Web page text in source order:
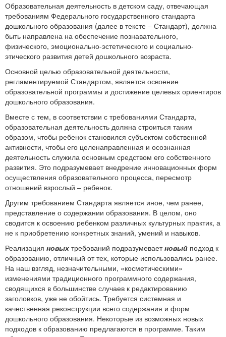
Образовательная деятельность в детском саду, отвечающая
требованиям Федерального государственного стандарта
дошкольного образования (далее в тексте – Стандарт), должна
быть направлена на обеспечение познавательного,
физического, эмоционально-эстетического и социально-
этического развития детей дошкольного возраста.
Основной целью образовательной деятельности,
регламентируемой Стандартом, является освоение
образовательной программы и достижение целевых ориентиров
дошкольного образования.
Вместе с тем, в соответствии с требованиями Стандарта,
образовательная деятельность должна строиться таким
образом, чтобы ребенок становился субъектом собственной
активности, чтобы его целенаправленная и осознанная
деятельность служила основным средством его собственного
развития. Это подразумевает внедрение инновационных форм
осуществления образовательного процесса, пересмотр
отношений взрослый – ребенок.
Другим требованием Стандарта является иное, чем ранее,
представление о содержании образования. В целом, оно
сводится к освоению ребенком различных культурных практик, а
не к приобретению конкретных знаний, умений и навыков.
Реализация новых требований подразумеваетновый подход к
образованию, отличный от тех, которые использовались ранее.
На наш взгляд, незначительными, «косметическими»
изменениями традиционного программного содержания,
сводящихся в большинстве случаев к редактированию
заголовков, уже не обойтись. Требуется системная и
качественная реконструкции всего содержания и форм
дошкольного образования. Некоторые из возможных новых
подходов к образованию предлагаются в программе. Таким